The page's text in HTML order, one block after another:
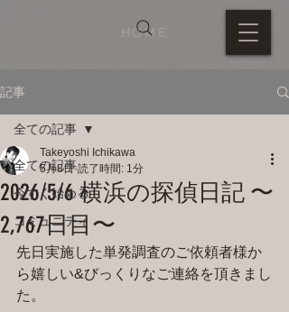
HOME
記事
全ての記事
今すぐ始める
コミュニティ
全ての記事
2026/5/6 横浜の探偵日記 〜
2,767日目〜
Takeyoshi Ichikawa
5月8日 読了時間: 1分
先日実施した単発調査のご依頼者様か
ら嬉しい&びっくりなご連絡を頂きまし
た。